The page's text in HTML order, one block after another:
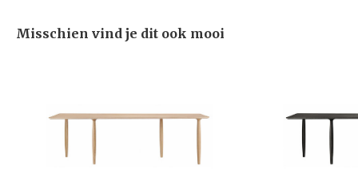
Misschien vind je dit ook mooi